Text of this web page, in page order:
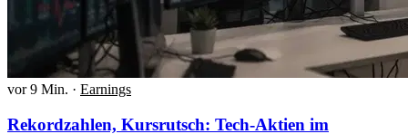
vor 9 Min. · Earnings
Rekordzahlen, Kursrutsch: Tech-Aktien im